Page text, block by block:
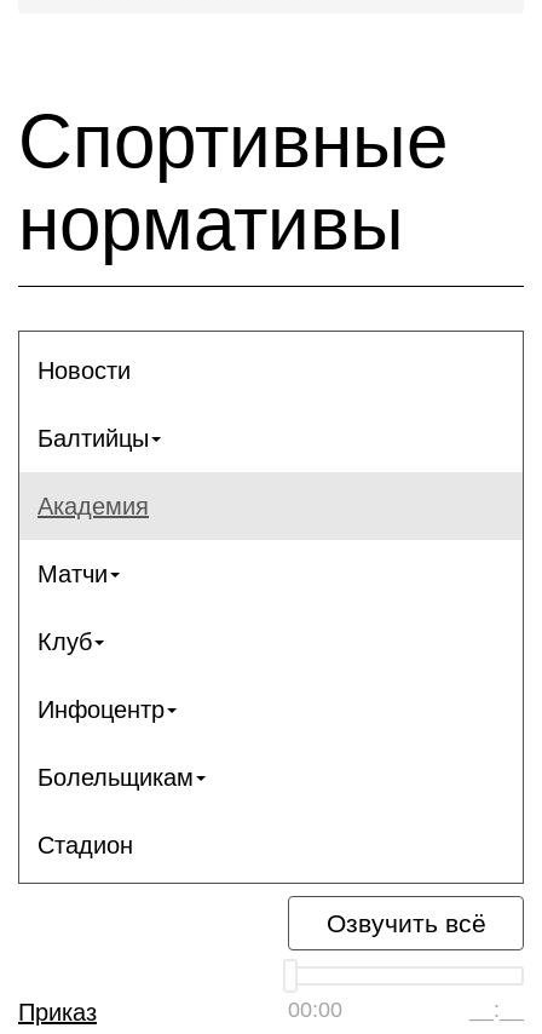
Спортивные
нормативы
Новости
Балтийцы
Академия
Матчи
Клуб
Инфоцентр
Болельщикам
Стадион
Озвучить всё
00:00 __:__
Приказ